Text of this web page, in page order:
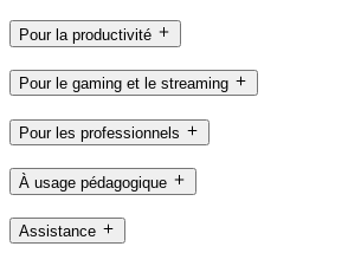
Pour la productivité
Pour le gaming et le streaming
Pour les professionnels
À usage pédagogique
Assistance